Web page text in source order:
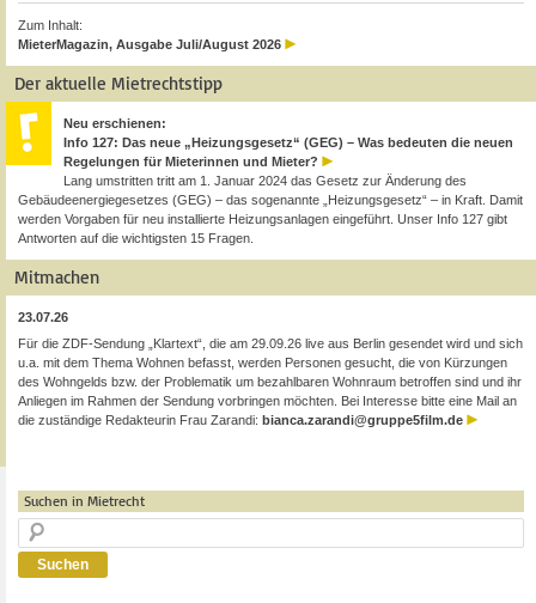
Zum Inhalt:
MieterMagazin, Ausgabe Juli/August 2026
Der aktuelle Mietrechtstipp
Neu erschienen:
Info 127: Das neue „Heizungsgesetz“ (GEG) – Was bedeuten die neuen
Regelungen für Mieterinnen und Mieter?
Lang umstritten tritt am 1. Januar 2024 das Gesetz zur Änderung des
Gebäudeenergiegesetzes (GEG) – das sogenannte „Heizungsgesetz“ – in Kraft. Damit
werden Vorgaben für neu installierte Heizungsanlagen eingeführt. Unser Info 127 gibt
Antworten auf die wichtigsten 15 Fragen.
Mitmachen
23.07.26
Für die ZDF-Sendung „Klartext“, die am 29.09.26 live aus Berlin gesendet wird und sich
u.a. mit dem Thema Wohnen befasst, werden Personen gesucht, die von Kürzungen
des Wohngelds bzw. der Problematik um bezahlbaren Wohnraum betroffen sind und ihr
Anliegen im Rahmen der Sendung vorbringen möchten. Bei Interesse bitte eine Mail an
die zuständige Redakteurin Frau Zarandi: bianca.zarandi@gruppe5film.de
Suchen in Mietrecht